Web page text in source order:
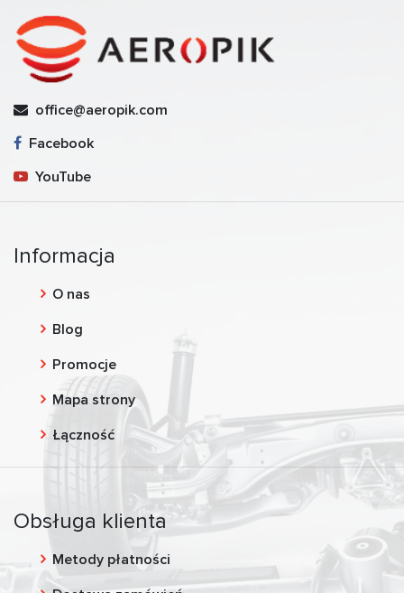
office@aeropik.com
Facebook
YouTube
Informacja
O nas
Blog
Promocje
Mapa strony
Łączność
Obsługa klienta
Metody płatności